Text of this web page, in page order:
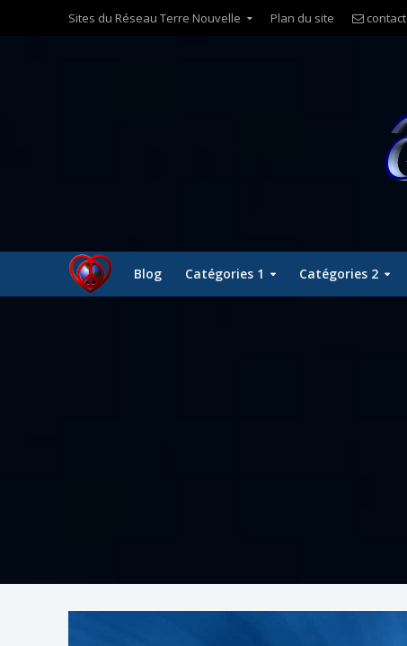
Sites du Réseau Terre Nouvelle Plan du site contact
Blog Catégories 1 Catégories 2